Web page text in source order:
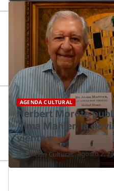
AGENDA CULTURAL
Herbert Morote
Alma Mahler, la
viento»
Edición Cultural agosto 2,